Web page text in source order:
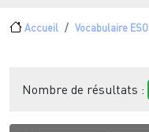
Fil d'Ariane
Accueil Vocabulaire ESO
Nombre de résultats :